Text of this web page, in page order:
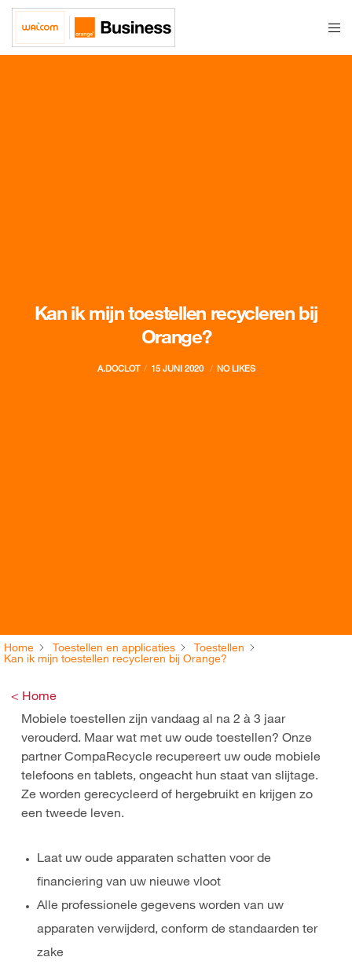
Kan ik mijn toestellen recycleren bij
Orange?
A.DOCLOT 15 JUNI 2020 NO LIKES
Home Toestellen en applicaties
Toestellen
Kan ik mijn toestellen recycleren bij Orange?
< Home
Mobiele toestellen zijn vandaag al na 2 à 3 jaar
verouderd. Maar wat met uw oude toestellen? Onze
partner CompaRecycle recupereert uw oude mobiele
telefoons en tablets, ongeacht hun staat van slijtage.
Ze worden gerecycleerd of hergebruikt en krijgen zo
een tweede leven.
Laat uw oude apparaten schatten voor de
financiering van uw nieuwe vloot
Alle professionele gegevens worden van uw
apparaten verwijderd, conform de standaarden ter
zake